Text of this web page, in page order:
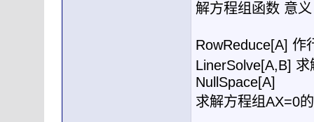
解方程组函数 意义
RowReduce[A] 作
LinerSolve[A,B] 求
NullSpace[A]
求解方程组AX=0